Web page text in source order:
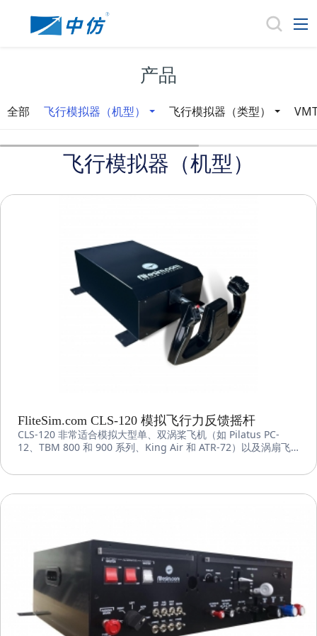
产品
全部 飞行模拟器（机型） 飞行模拟器（类型）
飞行模拟器（机型）
FliteSim.com CLS-120 模拟飞行力反馈摇杆
CLS-120 非常适合模拟大型单、双涡桨飞机（如 Pilatus PC-
12、TBM 800 和 900 系列、King Air 和 ATR-72）以及涡扇飞
气式飞机）的飞行操作，可提供异常逼真的体验。